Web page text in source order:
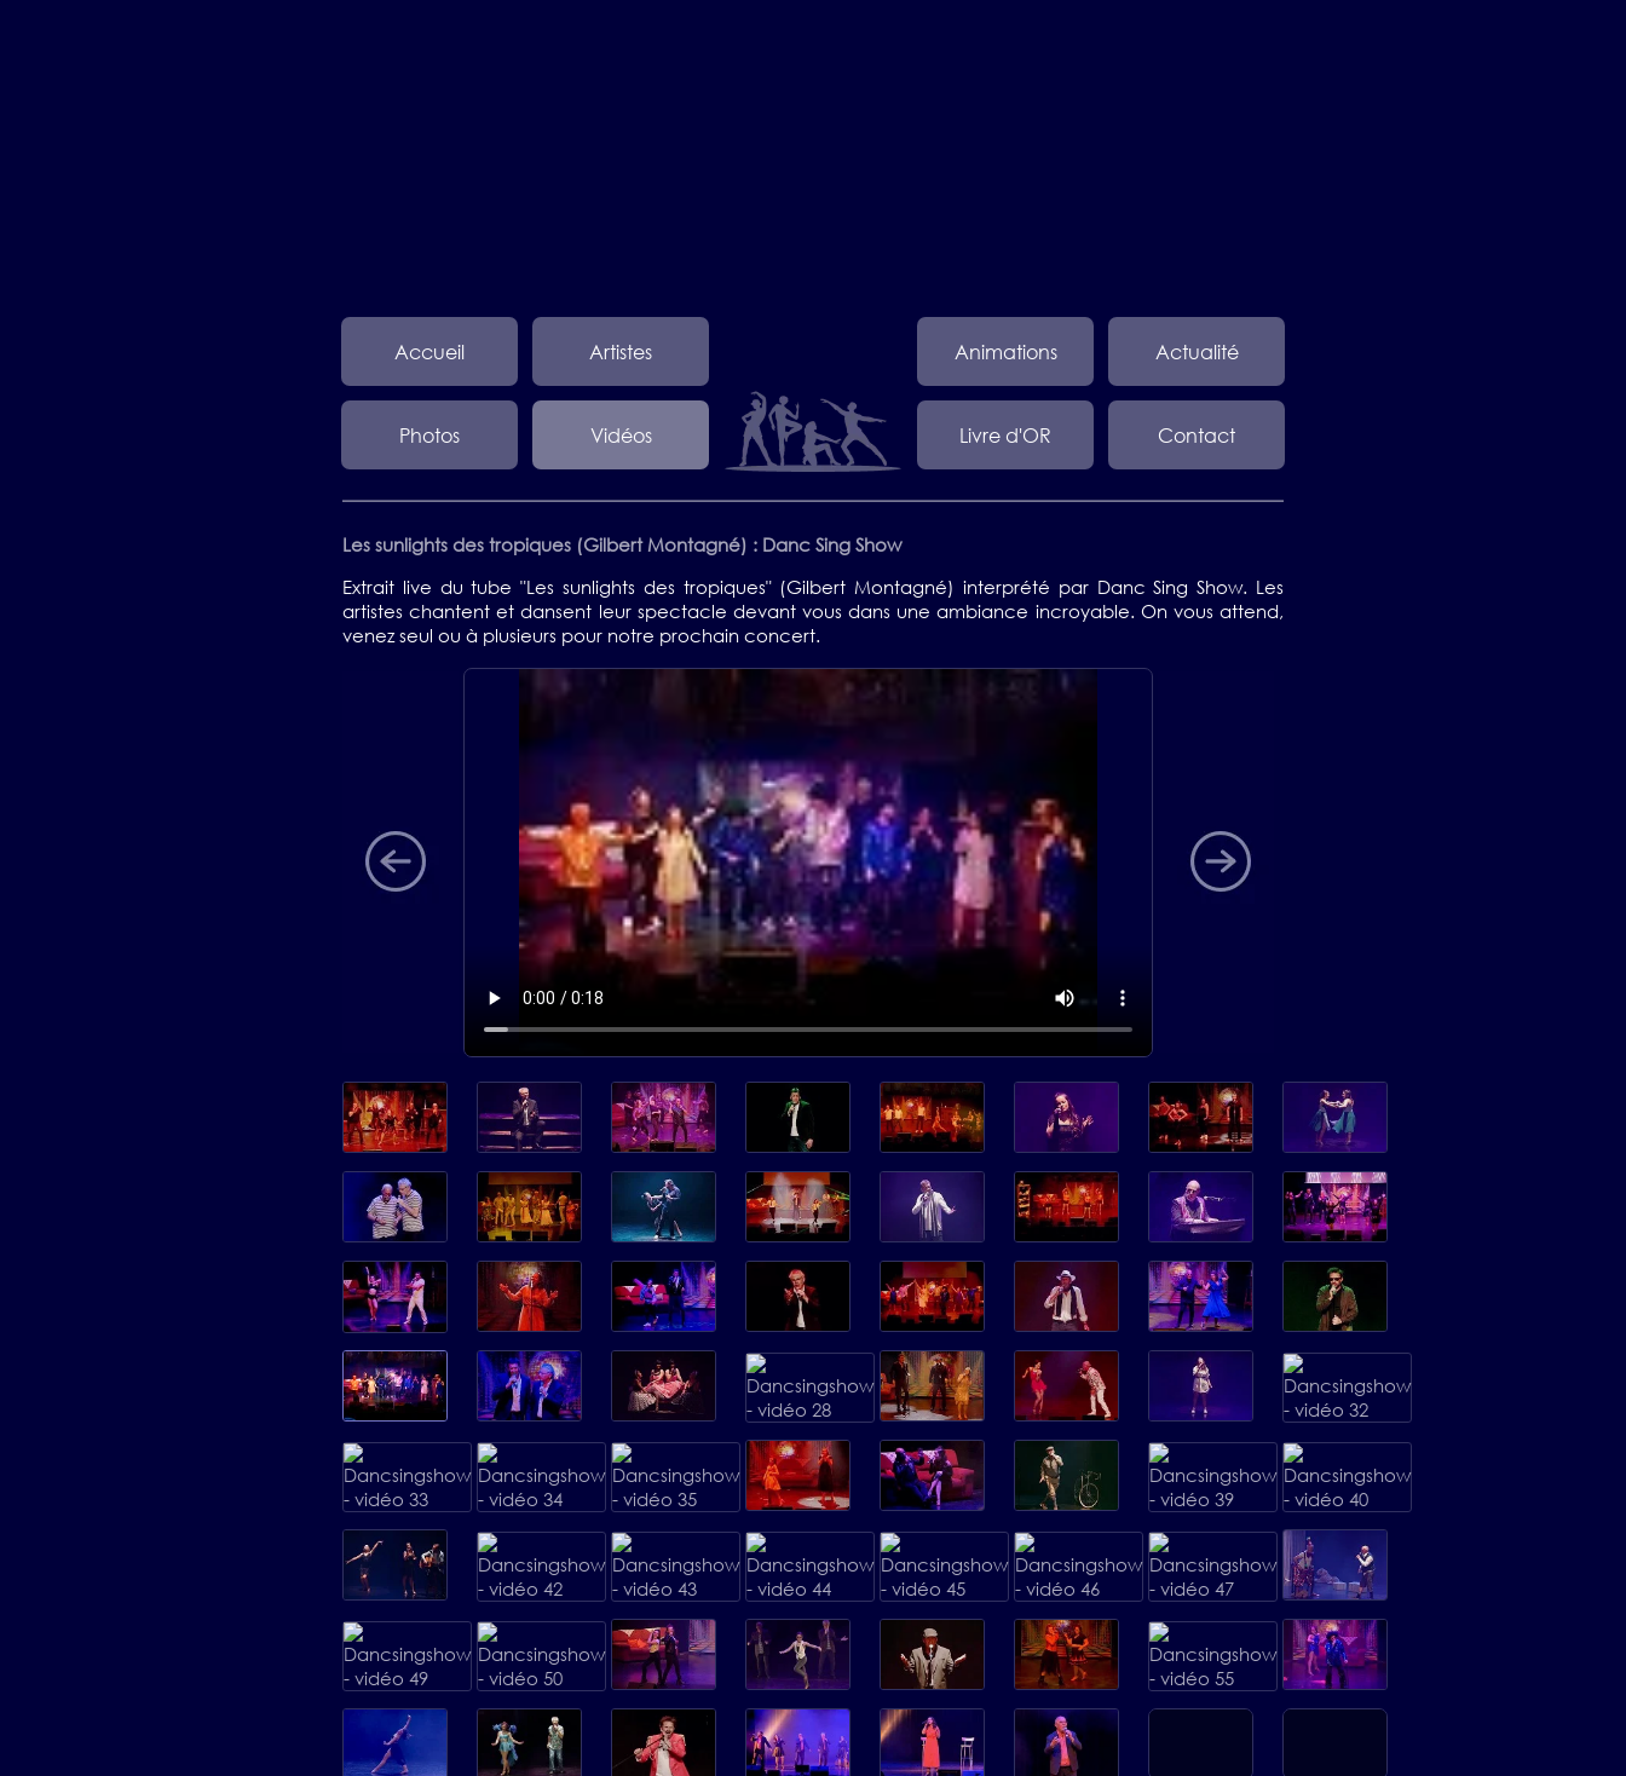
Accueil Artistes Animations Actualité
Photos Vidéos Livre d'OR Contact
Les sunlights des tropiques (Gilbert Montagné) : Danc Sing Show
Extrait live du tube "Les sunlights des tropiques" (Gilbert Montagné) interprété par Danc Sing Show. Les
artistes chantent et dansent leur spectacle devant vous dans une ambiance incroyable. On vous attend,
venez seul ou à plusieurs pour notre prochain concert.